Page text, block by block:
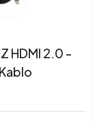
HDMI 2.0 -